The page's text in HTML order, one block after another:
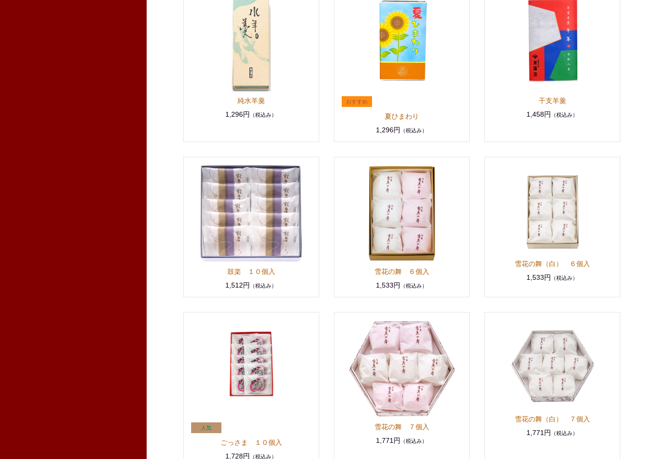
純水羊羹
1,296円
（税込み）
夏ひまわり
1,296円
（税込み）
干支羊羹
1,458円
（税込み）
鼓楽 １０個入
1,512円
（税込み）
雪花の舞 ６個入
1,533円
（税込み）
雪花の舞（白） ６個入
1,533円
（税込み）
ごっさま １０個入
1,728円
（税込み）
雪花の舞 ７個入
1,771円
（税込み）
雪花の舞（白） ７個入
1,771円
（税込み）